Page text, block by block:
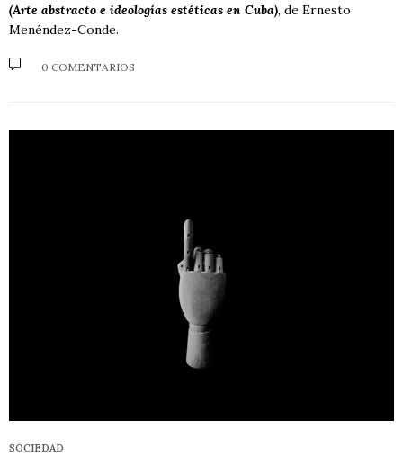
(Arte abstracto e ideologías estéticas en Cuba), de Ernesto
Menéndez-Conde.
0 COMENTARIOS
SOCIEDAD